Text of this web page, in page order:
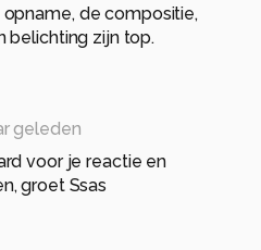
opname, de compositie,
belichting zijn top.
geleden
voor je reactie en
groet Ssas